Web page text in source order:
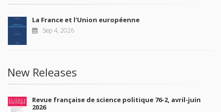
La France et l'Union européenne
Sep 4, 2026
New Releases
Revue française de science politique 76-2, avril-juin
2026